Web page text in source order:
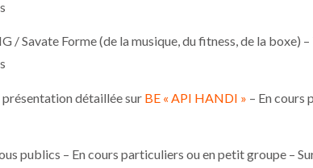
/ Savate Forme (de la musique, du fitness, de la boxe)
détaillée sur BE « API HANDI » – En cours
publics – En cours particuliers ou en petit groupe –